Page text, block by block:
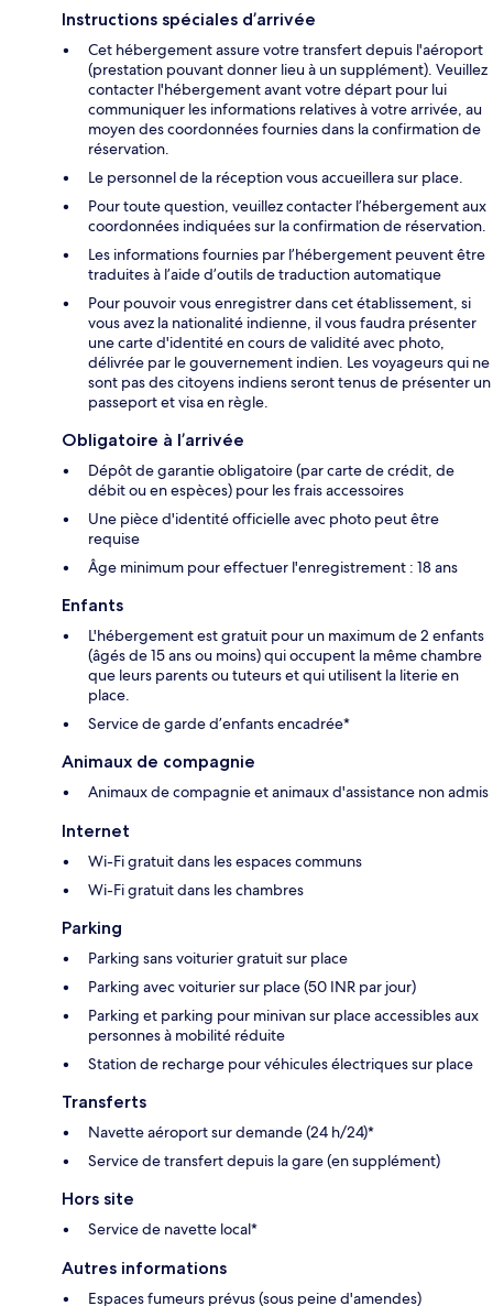
Instructions spéciales d’arrivée
Cet hébergement assure votre transfert depuis l'aéroport
(prestation pouvant donner lieu à un supplément). Veuillez
contacter l'hébergement avant votre départ pour lui
communiquer les informations relatives à votre arrivée, au
moyen des coordonnées fournies dans la confirmation de
réservation.
Le personnel de la réception vous accueillera sur place.
Pour toute question, veuillez contacter l’hébergement aux
coordonnées indiquées sur la confirmation de réservation.
Les informations fournies par l’hébergement peuvent être
traduites à l’aide d’outils de traduction automatique
Pour pouvoir vous enregistrer dans cet établissement, si
vous avez la nationalité indienne, il vous faudra présenter
une carte d'identité en cours de validité avec photo,
délivrée par le gouvernement indien. Les voyageurs qui ne
sont pas des citoyens indiens seront tenus de présenter un
passeport et visa en règle.
Obligatoire à l’arrivée
Dépôt de garantie obligatoire (par carte de crédit, de
débit ou en espèces) pour les frais accessoires
Une pièce d'identité officielle avec photo peut être
requise
Âge minimum pour effectuer l'enregistrement : 18 ans
Enfants
L'hébergement est gratuit pour un maximum de 2 enfants
(âgés de 15 ans ou moins) qui occupent la même chambre
que leurs parents ou tuteurs et qui utilisent la literie en
place.
Service de garde d’enfants encadrée*
Animaux de compagnie
Animaux de compagnie et animaux d'assistance non admis
Internet
Wi-Fi gratuit dans les espaces communs
Wi-Fi gratuit dans les chambres
Parking
Parking sans voiturier gratuit sur place
Parking avec voiturier sur place (50 INR par jour)
Parking et parking pour minivan sur place accessibles aux
personnes à mobilité réduite
Station de recharge pour véhicules électriques sur place
Transferts
Navette aéroport sur demande (24 h/24)*
Service de transfert depuis la gare (en supplément)
Hors site
Service de navette local*
Autres informations
Espaces fumeurs prévus (sous peine d'amendes)